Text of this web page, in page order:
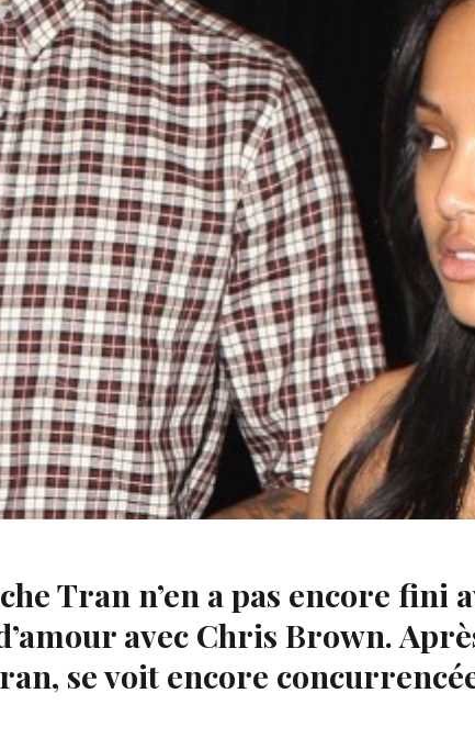
Tran n’en a pas encore fini
avec Chris Brown.
se voit encore